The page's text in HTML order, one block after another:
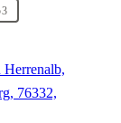
76332,